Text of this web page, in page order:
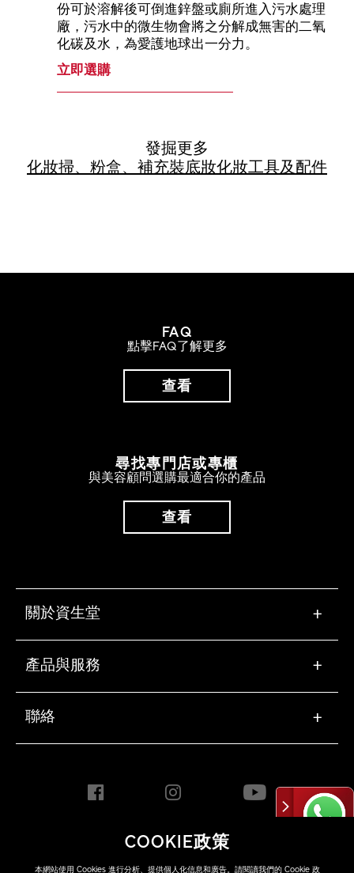
份可於溶解後可倒進鋅盤或廁所進入污水處理
廠，污水中的微生物會將之分解成無害的二氧
化碳及水，為愛護地球出一分力。
立即選購
發掘更多
化妝掃、粉盒、補充裝底妝化妝工具及配件
COOKIE政策
本網站使用 Cookies 進行分析、提供個人化信息和廣告。請閱讀我們的 Cookie 政
FAQ
點擊FAQ了解更多
查看
尋找專門店或專櫃
與美容顧問選購最適合你的產品
查看
關於資生堂 +
產品與服務 +
聯絡 +